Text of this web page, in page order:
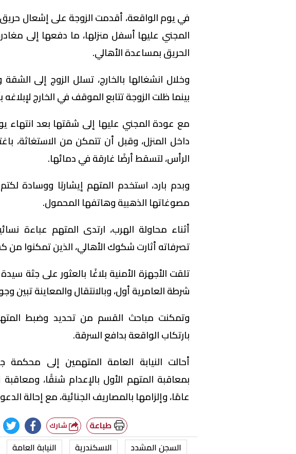
في يوم الواقعة، أقدمت الزوجة على إشعال
المجني عليها أسفل منزلها، ما دفعها إلى
الحريق بمساعدة الأهالي.
وخلال انشغالها بالخارج، تسلل الزوج إلى الشقة
بينما ظلت الزوجة تتابع الموقف في الخارج
مع عودة المجني عليها إلى شقتها بعد
داخل المنزل، وقبل أن تتمكن من الاستغاثة،
الرأس، لتسقط أرضًا غارقة في دمائها.
وبدم بارد، استخدم المتهم إيشاربًا ووسادة
مصوغاتها الذهبية وهاتفها المحمول.
أثناء محاولة الهرب، ارتدى المتهم عباءة
تصرفاته أثارت شكوك الأهالي، الذين تمكنوا من
تلقت الأجهزة الأمنية بلاغًا بالعثور على جثة
شرطة العامرية أول، وبالانتقال والمعاينة تبين
وتمكنت مباحث القسم من تحديد وضبط المتهم
بارتكاب الواقعة بدافع السرقة.
أحالت النيابة العامة المتهمين إلى محكمة
عامًا، وإلزامها بالمصاريف الجنائية، مع إحالة
طباعة
السجن المشدد الاسكندرية النيابة العامة